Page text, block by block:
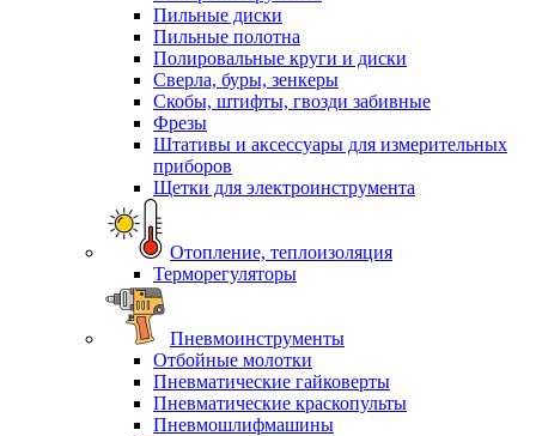
Пильные диски
Пильные полотна
Полировальные круги и диски
Сверла, буры, зенкеры
Скобы, штифты, гвозди забивные
Фрезы
Штативы и аксессуары для измерительных
приборов
Щетки для электроинструмента
Отопление, теплоизоляция
Терморегуляторы
Пневмоинструменты
Отбойные молотки
Пневматические гайковерты
Пневматические краскопульты
Пневмошлифмашины